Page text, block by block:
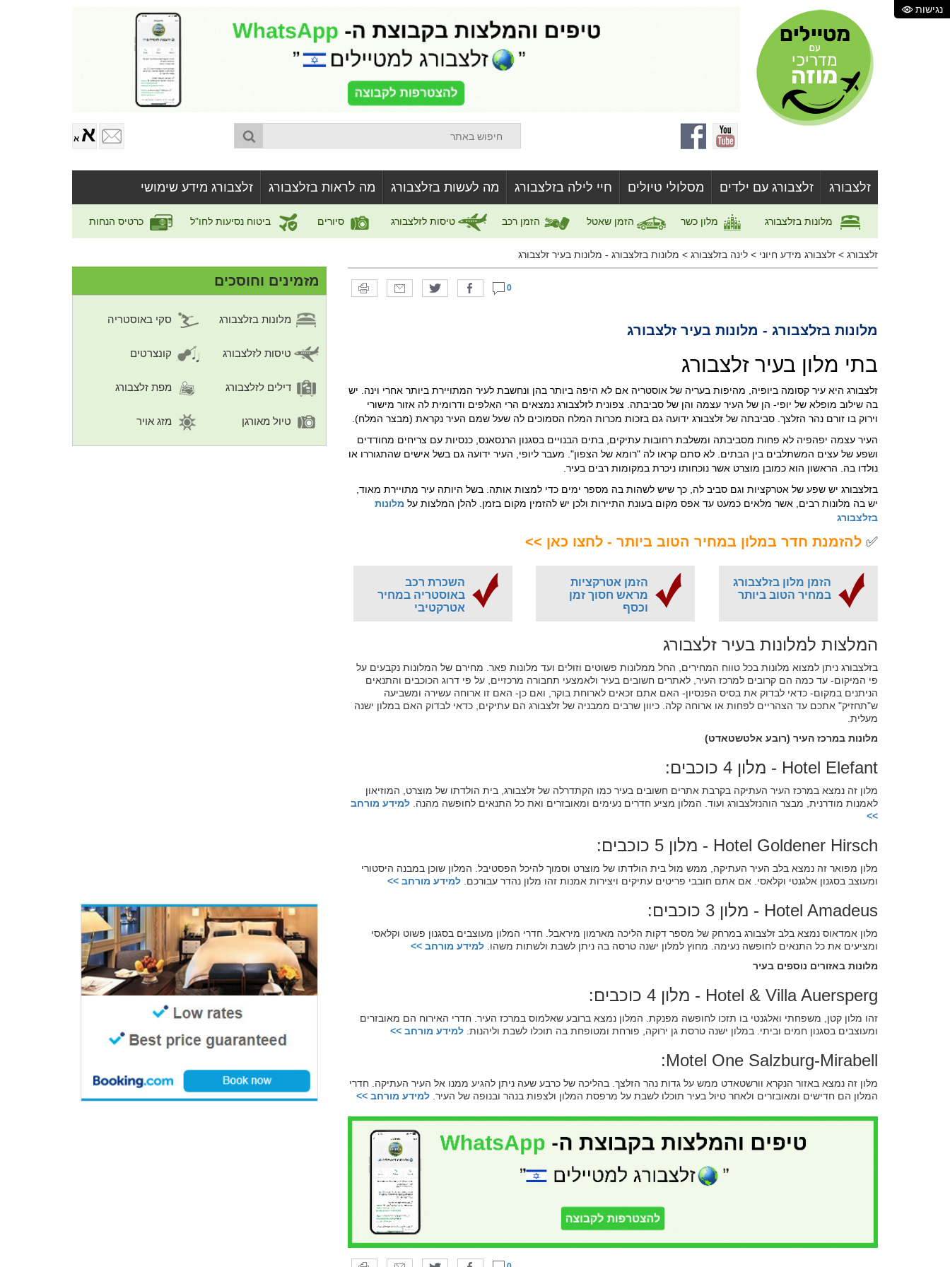
א א
זלצבורג זלצבורג עם ילדים מסלולי טיולים חיי לילה בזלצבורג מה לעשות בזלצבורג מה לראות בזלצבורג זלצבורג מידע שימושי
מלונות בזלצבורג מלון כשר הזמן שאטל הזמן רכב טיסות לזלצבורג סיורים ביטוח נסיעות לחו"ל כרטיס הנחות
זלצבורג > זלצבורג מידע חיוני > לינה בזלצבורג > מלונות בזלצבורג - מלונות בעיר זלצבורג
0
מלונות בזלצבורג - מלונות בעיר זלצבורג
בתי מלון בעיר זלצבורג
זלצבורג היא עיר קסומה ביופיה, מהיפות בעריה של אוסטריה אם לא היפה ביותר בהן ונחשבת לעיר המתויירת ביותר אחרי וינה. יש
בה שילוב מופלא של יופי- הן של העיר עצמה והן של סביבתה. צפונית לזלצבורג נמצאים הרי האלפים ודרומית לה אזור מישורי
וירוק בו זורם נהר הזלצך. סביבתה של זלצבורג ידועה גם בזכות מכרות המלח הסמוכים לה שעל שמם העיר נקראת (מבצר המלח).
העיר עצמה יפהפיה לא פחות מסביבתה ומשלבת רחובות עתיקים, בתים הבנויים בסגנון הרנסאנס, כנסיות עם צריחים מחודדים
ושפע של עצים המשתלבים בין הבתים. לא סתם קראו לה "רומא של הצפון". מעבר ליופי, העיר ידועה גם בשל אישים שהתגוררו או
נולדו בה. הראשון הוא כמובן מוצרט אשר נוכחותו ניכרת במקומות רבים בעיר.
בזלצבורג יש שפע של אטרקציות וגם סביב לה, כך שיש לשהות בה מספר ימים כדי למצות אותה. בשל היותה עיר מתויירת מאוד,
יש בה מלונות רבים, אשר מלאים כמעט עד אפס מקום בעונת התיירות ולכן יש להזמין מקום בזמן. להלן המלצות על מלונות
בזלצבורג
✅ להזמנת חדר במלון במחיר הטוב ביותר - לחצו כאן >>
הזמן מלון בזלצבורג
במחיר הטוב ביותר
הזמן אטרקציות
מראש חסוך זמן
וכסף
השכרת רכב
באוסטריה במחיר
אטרקטיבי
המלצות למלונות בעיר זלצבורג
בזלצבורג ניתן למצוא מלונות בכל טווח המחירים, החל ממלונות פשוטים וזולים ועד מלונות פאר. מחירם של המלונות נקבעים על
פי המיקום- עד כמה הם קרובים למרכז העיר, לאתרים חשובים בעיר ולאמצעי תחבורה מרכזיים, על פי דרוג הכוכבים והתנאים
הניתנים במקום- כדאי לבדוק את בסיס הפנסיון- האם אתם זכאים לארוחת בוקר, ואם כן- האם זו ארוחה עשירה ומשביעה
ש"תחזיק" אתכם עד הצהריים לפחות או ארוחה קלה. כיוון שרבים ממבניה של זלצבורג הם עתיקים, כדאי לבדוק האם במלון ישנה
מעלית.
מלונות במרכז העיר (רובע אלטשטאדט)
Hotel Elefant - מלון 4 כוכבים:
מלון זה נמצא במרכז העיר העתיקה בקרבת אתרים חשובים בעיר כמו הקתדרלה של זלצבורג, בית הולדתו של מוצרט, המוזיאון
לאמנות מודרנית, מבצר הוהנזלצבורג ועוד. המלון מציע חדרים נעימים ומאובזרים ואת כל התנאים לחופשה מהנה. למידע מורחב
>>
Hotel Goldener Hirsch - מלון 5 כוכבים:
מלון מפואר זה נמצא בלב העיר העתיקה, ממש מול בית הולדתו של מוצרט וסמוך להיכל הפסטיבל. המלון שוכן במבנה היסטורי
ומעוצב בסגנון אלגנטי וקלאסי. אם אתם חובבי פריטים עתיקים ויצירות אמנות זהו מלון נהדר עבורכם. למידע מורחב >>
Hotel Amadeus - מלון 3 כוכבים:
מלון אמדאוס נמצא בלב זלצבורג במרחק של מספר דקות הליכה מארמון מיראבל. חדרי המלון מעוצבים בסגנון פשוט וקלאסי
ומציעים את כל התנאים לחופשה נעימה. מחוץ למלון ישנה טרסה בה ניתן לשבת ולשתות משהו. למידע מורחב >>
מלונות באזורים נוספים בעיר
Hotel & Villa Auersperg - מלון 4 כוכבים:
זהו מלון קטן, משפחתי ואלגנטי בו תזכו לחופשה מפנקת. המלון נמצא ברובע שאלמוס במרכז העיר. חדרי האירוח הם מאובזרים
ומעוצבים בסגנון חמים וביתי. במלון ישנה טרסת גן ירוקה, פורחת ומטופחת בה תוכלו לשבת וליהנות. למידע מורחב >>
Motel One Salzburg-Mirabell:
מלון זה נמצא באזור הנקרא וורשטאדט ממש על גדות נהר הזלצך. בהליכה של כרבע שעה ניתן להגיע ממנו אל העיר העתיקה. חדרי
המלון הם חדישים ומאובזרים ולאחר טיול בעיר תוכלו לשבת על מרפסת המלון ולצפות בנהר ובנופה של העיר. למידע מורחב >>
מזמינים וחוסכים
מלונות בזלצבורג סקי באוסטריה
טיסות לזלצבורג קונצרטים
דילים לזלצבורג מפת זלצבורג
טיול מאורגן מזג אויר
נגישות